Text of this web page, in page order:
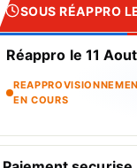
SOUS RÉAPPRO
Réappro le 11 Aout
EN COURS